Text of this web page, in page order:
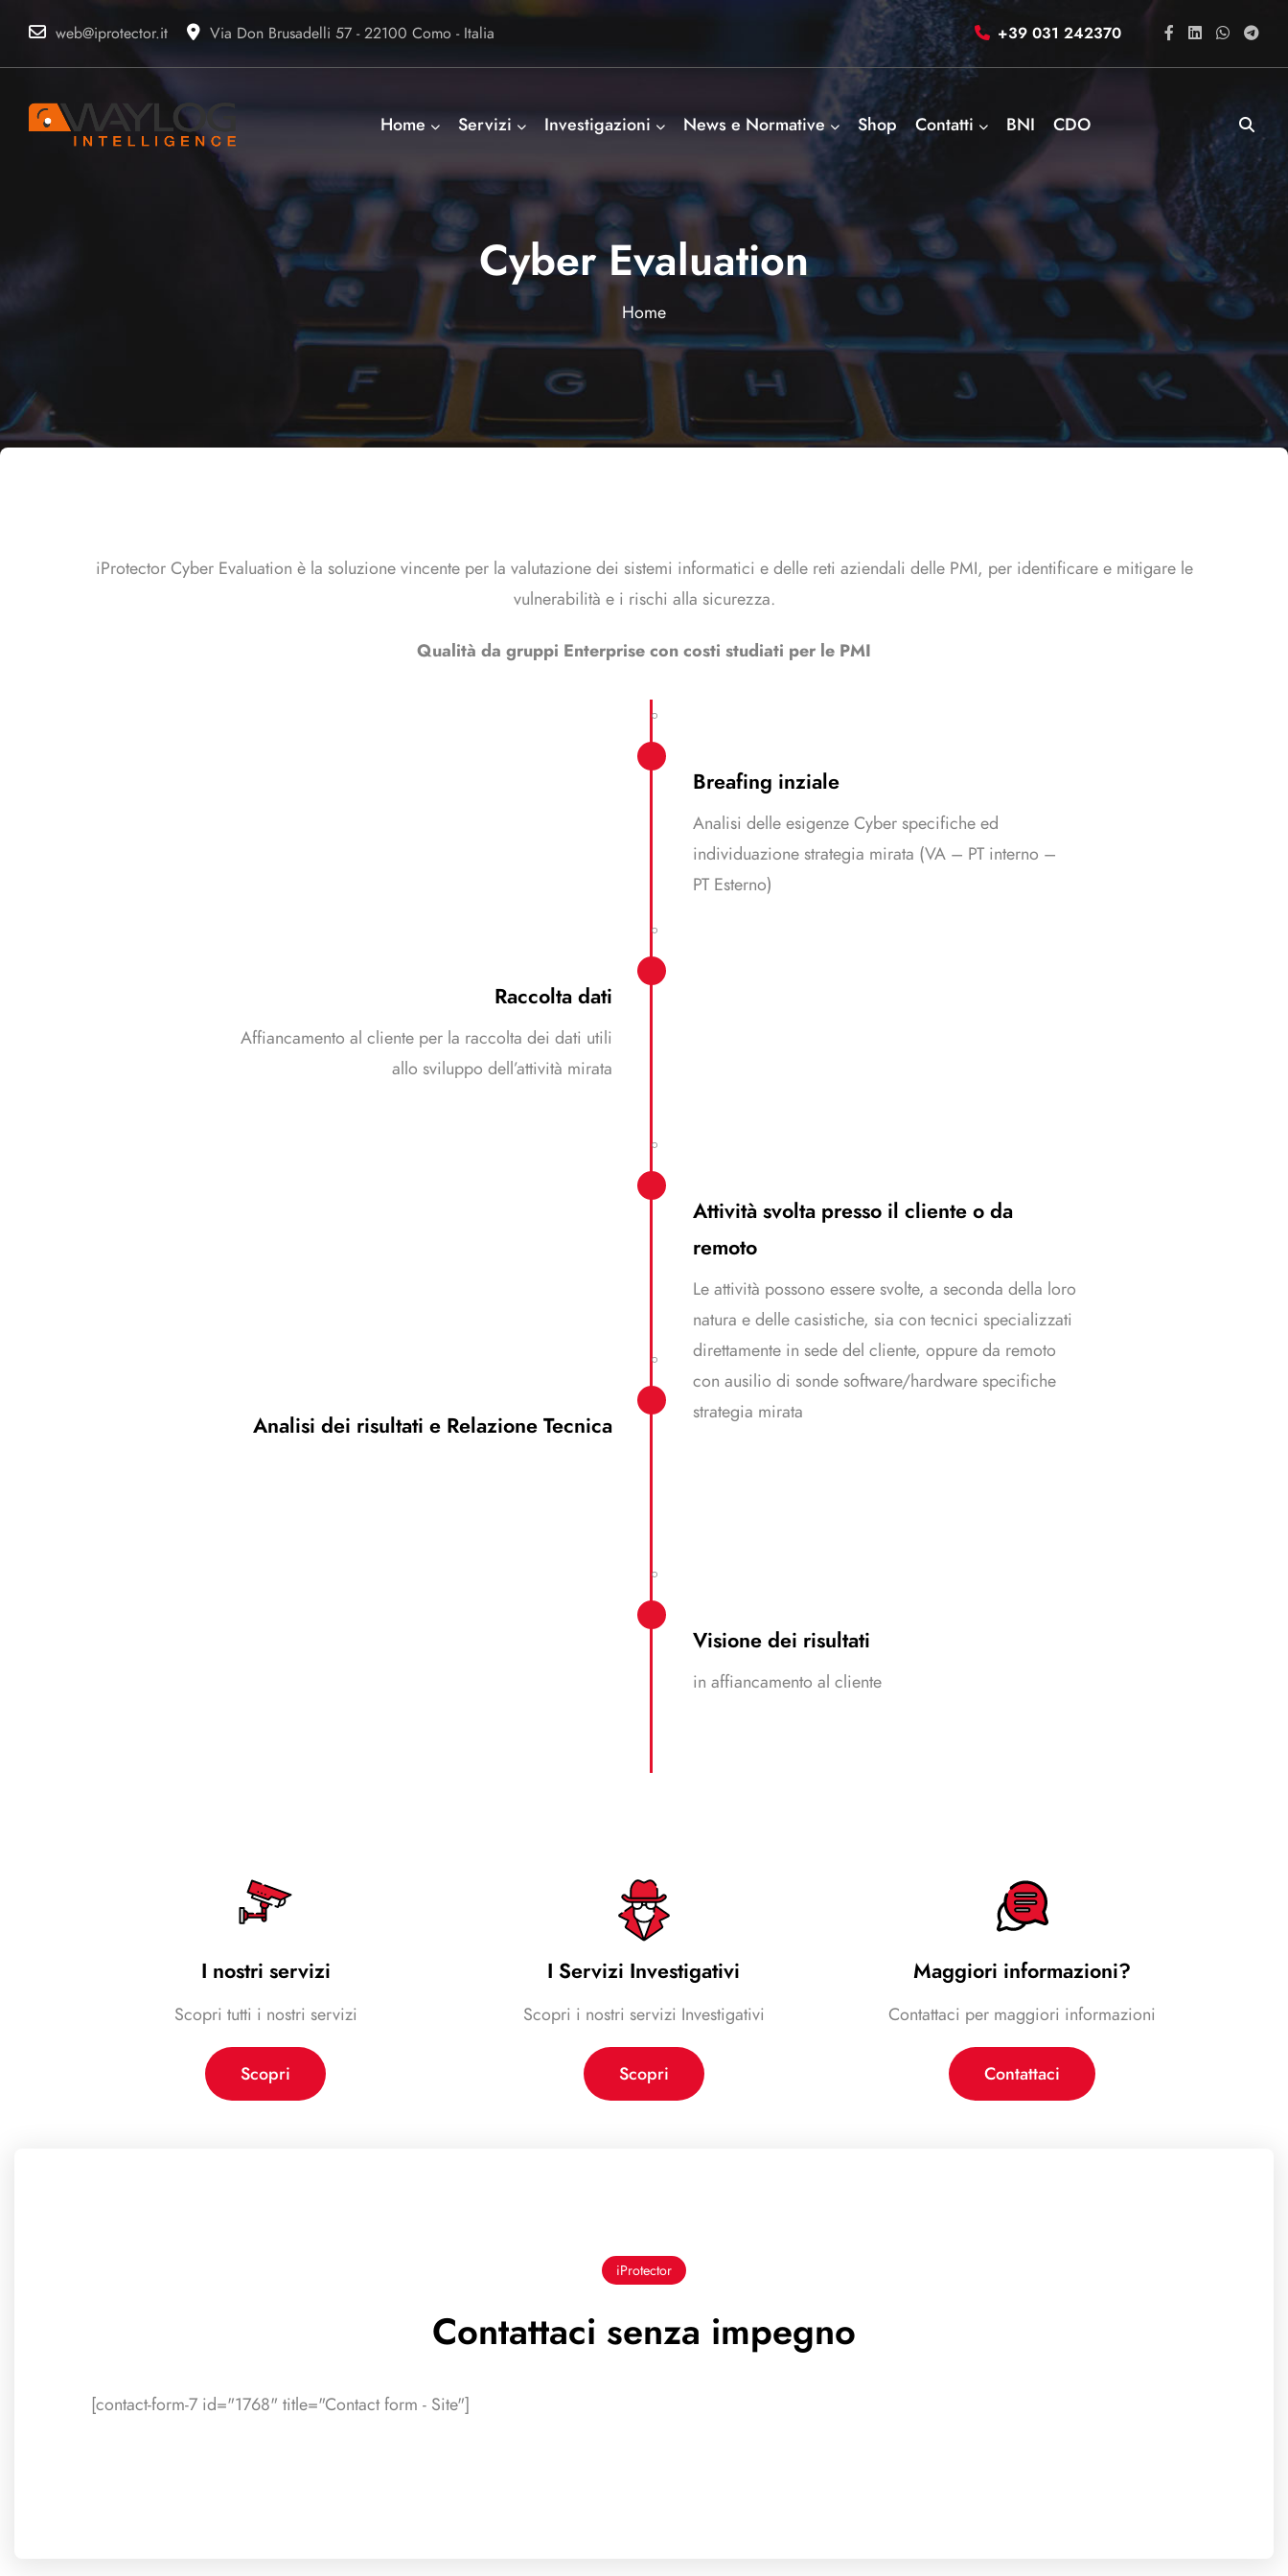
web@iprotector.it Via Don Brusadelli 57 - 22100 Como - Italia +39 031 242370
Home Servizi Investigazioni News e Normative Shop Contatti BNI CDO
Cyber Evaluation
Home
iProtector Cyber Evaluation è la soluzione vincente per la valutazione dei sistemi informatici e delle reti aziendali delle PMI, per identificare e mitigare le
vulnerabilità e i rischi alla sicurezza.
Qualità da gruppi Enterprise con costi studiati per le PMI
Breafing inziale
Analisi delle esigenze Cyber specifiche ed
individuazione strategia mirata (VA – PT interno –
PT Esterno)
Raccolta dati
Affiancamento al cliente per la raccolta dei dati utili
allo sviluppo dell’attività mirata
Attività svolta presso il cliente o da
remoto
Le attività possono essere svolte, a seconda della loro
natura e delle casistiche, sia con tecnici specializzati
direttamente in sede del cliente, oppure da remoto
con ausilio di sonde software/hardware specifiche
strategia mirata
Analisi dei risultati e Relazione Tecnica
Visione dei risultati
in affiancamento al cliente
I nostri servizi
Scopri tutti i nostri servizi
Scopri
I Servizi Investigativi
Scopri i nostri servizi Investigativi
Scopri
Maggiori informazioni?
Contattaci per maggiori informazioni
Contattaci
iProtector
Contattaci senza impegno
[contact-form-7 id="1768" title="Contact form - Site"]